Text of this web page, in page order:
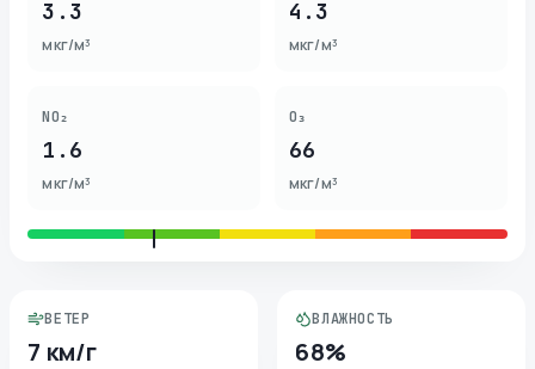
3.3
мкг/м³
4.3
мкг/м³
NO₂
1.6
мкг/м³
O₃
66
мкг/м³
ВЕТЕР
7 км/г
ВЛАЖНОСТЬ
68%